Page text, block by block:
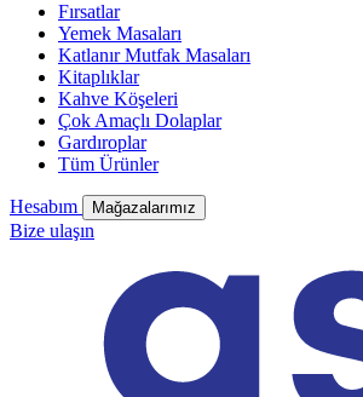
Fırsatlar
Yemek Masaları
Katlanır Mutfak Masaları
Kitaplıklar
Kahve Köşeleri
Çok Amaçlı Dolaplar
Gardıroplar
Tüm Ürünler
Hesabım Mağazalarımız
Bize ulaşın